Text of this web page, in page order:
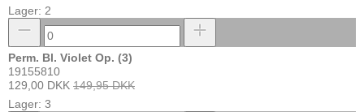
Lager: 2
Perm. Bl. Violet Op. (3)
19155810
129,00 DKK 149,95 DKK
Lager: 3